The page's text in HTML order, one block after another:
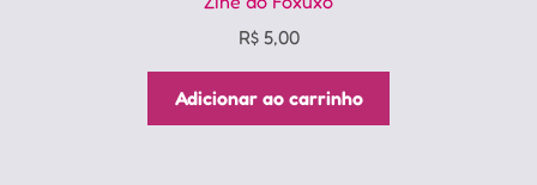
R$5,00
Adicionar ao carrinho